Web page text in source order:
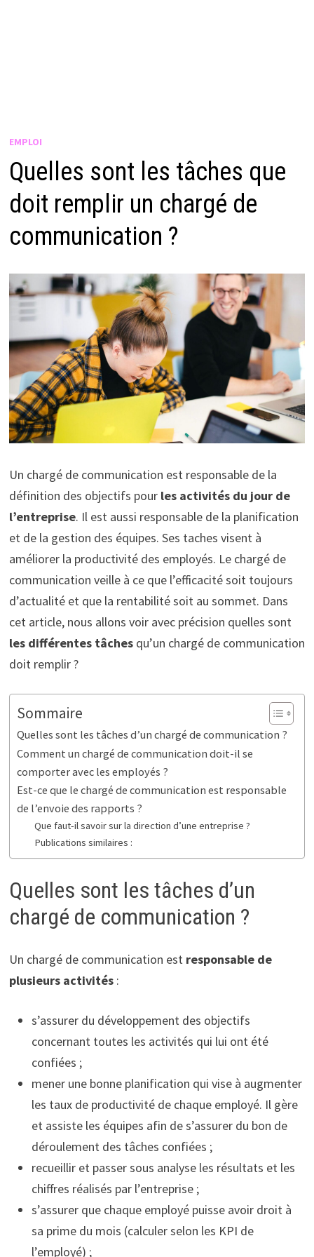
EMPLOI
Quelles sont les tâches que
doit remplir un chargé de
communication ?
Un chargé de communication est responsable de la
définition des objectifs pourles activités du jour de
l’entreprise. Il est aussi responsable de la planification
et de la gestion des équipes. Ses taches visent à
améliorer la productivité des employés. Le chargé de
communication veille à ce que l’efficacité soit toujours
d’actualité et que la rentabilité soit au sommet. Dans
cet article, nous allons voir avec précision quelles sont
les différentes tâches qu’un chargé de communication
doit remplir ?
Sommaire
Quelles sont les tâches d’un chargé de communication ?
Comment un chargé de communication doit-il se
comporter avec les employés ?
Est-ce que le chargé de communication est responsable
de l’envoie des rapports ?
Que faut-il savoir sur la direction d’une entreprise ?
Publications similaires :
Quelles sont les tâches d’un
chargé de communication ?
Un chargé de communication estresponsable de
plusieurs activités :
s’assurer du développement des objectifs
concernant toutes les activités qui lui ont été
confiées ;
mener une bonne planification qui vise à augmenter
les taux de productivité de chaque employé. Il gère
et assiste les équipes afin de s’assurer du bon de
déroulement des tâches confiées ;
recueillir et passer sous analyse les résultats et les
chiffres réalisés par l’entreprise ;
s’assurer que chaque employé puisse avoir droit à
sa prime du mois (calculer selon les KPI de
l’employé) ;